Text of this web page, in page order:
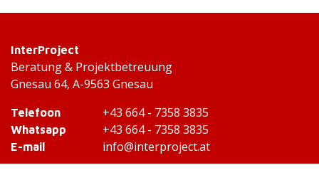
InterProject
Beratung & Projektbetreuung
Gnesau 64, A-9563 Gnesau
Telefoon +43 664 - 7358 3835
Whatsapp +43 664 - 7358 3835
E-mail
info@interproject.at